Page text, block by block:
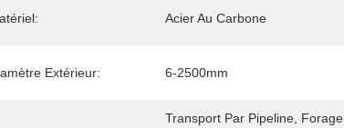
Acier Au Carbone
Extérieur: 6-2500mm
Transport Par Pipeline, Forage